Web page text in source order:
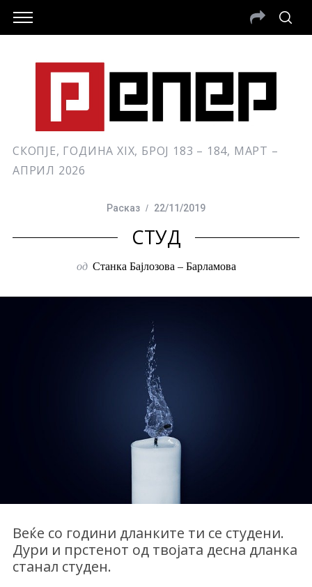
СКОПЈЕ, ГОДИНА XIX, БРОЈ 183 – 184, МАРТ –
АПРИЛ 2026
Расказ 22/11/2019
СТУД
од Станка Бајлозова – Барламова
Веќе со години дланките ти се студени.
Дури и прстенот од твојата десна дланка
станал студен.